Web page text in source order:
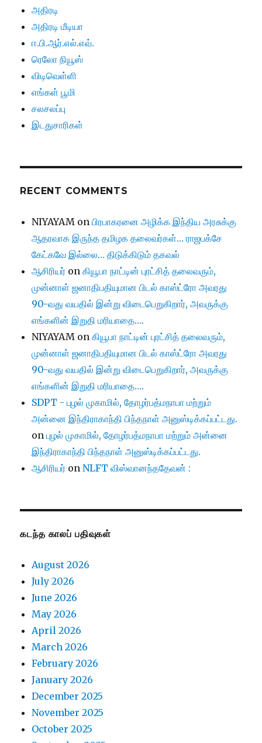
அதிரடி
அதிரடி மீடியா
ஈ.பி.ஆர்.எல்.எவ்.
ரெலோ நியூஸ்
விடிவெள்ளி
எங்கள் பூமி
சலசலப்பு
இடதுசாரிகள்
RECENT COMMENTS
NIYAYAM onபிரபாகரனை அழிக்க இந்திய அரசுக்கு
ஆதரவாக இருந்த தமிழக தலைவர்கள்… ராஜபக்சே
கேட்கவே இல்லை… திடுக்கிடும் தகவல்
ஆசிரியர் onகியூபா நாட்டின் புரட்சித் தலைவரும்,
முன்னாள் ஜனாதிபதியுமான பிடல் காஸ்ட்ரோ அவரது
90-வது வயதில் இன்று விடைபெறுகிறார், அவருக்கு
எங்களின் இறுதி மரியாதை….
NIYAYAM onகியூபா நாட்டின் புரட்சித் தலைவரும்,
முன்னாள் ஜனாதிபதியுமான பிடல் காஸ்ட்ரோ அவரது
90-வது வயதில் இன்று விடைபெறுகிறார், அவருக்கு
எங்களின் இறுதி மரியாதை….
SDPT - புழல் முகாமில், தோழர்பத்மநாபா மற்றும்
அன்னை இந்திராகாந்தி பிந்தநாள் அனுஸ்டிக்கப்பட்டது.
onபுழல் முகாமில், தோழர்பத்மநாபா மற்றும் அன்னை
இந்திராகாந்தி பிந்தநாள் அனுஸ்டிக்கப்பட்டது.
ஆசிரியர் onNLFT விஸ்வானந்ததேவன் :
கடந்த காலப் பதிவுகள்
August 2026
July 2026
June 2026
May 2026
April 2026
March 2026
February 2026
January 2026
December 2025
November 2025
October 2025